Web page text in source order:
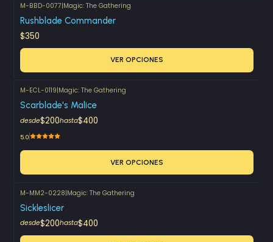
M-BBD-0077|Magic: The Gathering
Rushblade Commander
$350
VER OPCIONES
M-ECL-0119|Magic: The Gathering
Scarblade's Malice
desde$200hasta$400
5.0
VER OPCIONES
M-MM2-0228|Magic: The Gathering
Sickleslicer
desde$200hasta$400